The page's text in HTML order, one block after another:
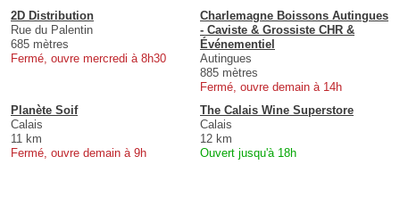
2D Distribution
Rue du Palentin
685 mètres
Fermé, ouvre mercredi à 8h30
Charlemagne Boissons Autingues
- Caviste & Grossiste CHR &
Événementiel
Autingues
885 mètres
Fermé, ouvre demain à 14h
Planète Soif
Calais
11 km
Fermé, ouvre demain à 9h
The Calais Wine Superstore
Calais
12 km
Ouvert jusqu'à 18h